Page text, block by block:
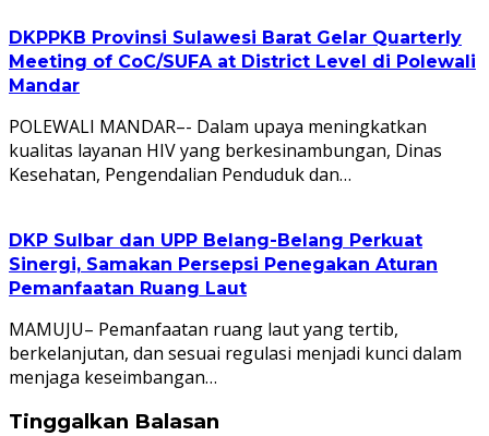
DKPPKB Provinsi Sulawesi Barat Gelar Quarterly
Meeting of CoC/SUFA at District Level di Polewali
Mandar
POLEWALI MANDAR–- Dalam upaya meningkatkan
kualitas layanan HIV yang berkesinambungan, Dinas
Kesehatan, Pengendalian Penduduk dan…
DKP Sulbar dan UPP Belang-Belang Perkuat
Sinergi, Samakan Persepsi Penegakan Aturan
Pemanfaatan Ruang Laut
MAMUJU– Pemanfaatan ruang laut yang tertib,
berkelanjutan, dan sesuai regulasi menjadi kunci dalam
menjaga keseimbangan…
Tinggalkan Balasan